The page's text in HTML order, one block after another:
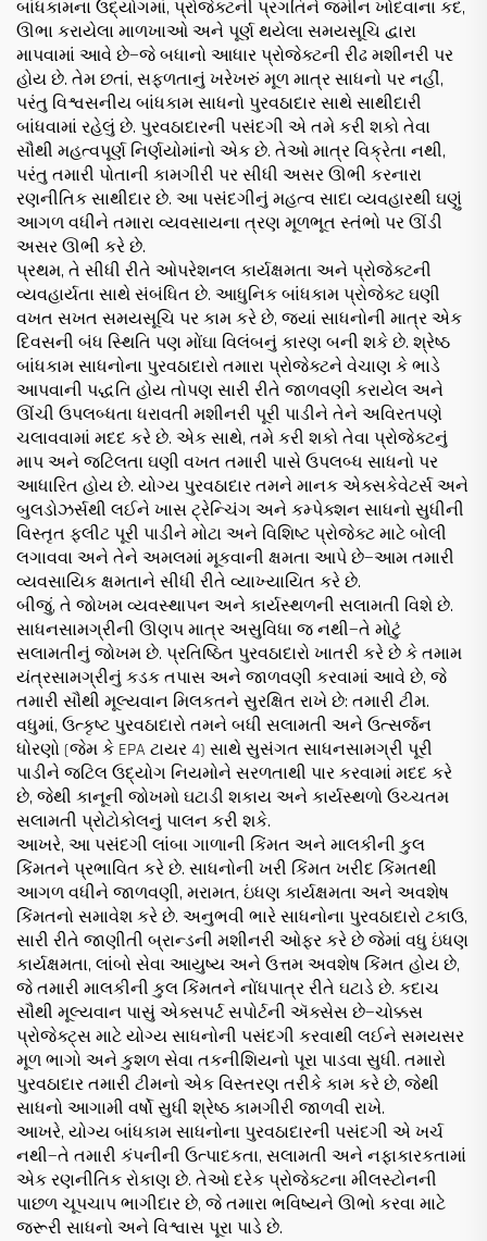
બાંધકામના ઉદ્યોગમાં, પ્રોજેક્ટની પ્રગતિને જમીન ખોદવાના કદ,
ઊભા કરાયેલા માળખાઓ અને પૂર્ણ થયેલા સમયસૂચિ દ્વારા
માપવામાં આવે છે—જે બધાનો આધાર પ્રોજેક્ટની રીઢ મશીનરી પર
હોય છે. તેમ છતાં, સફળતાનું ખરેખરું મૂળ માત્ર સાધનો પર નહીં,
પરંતુ વિશ્વસનીય બાંધકામ સાધનો પુરવઠાદાર સાથે સાથીદારી
બાંધવામાં રહેલું છે. પુરવઠાદારની પસંદગી એ તમે કરી શકો તેવા
સૌથી મહત્વપૂર્ણ નિર્ણયોમાંનો એક છે. તેઓ માત્ર વિક્રેતા નથી,
પરંતુ તમારી પોતાની કામગીરી પર સીધી અસર ઊભી કરનારા
રણનીતિક સાથીદાર છે. આ પસંદગીનું મહત્વ સાદા વ્યવહારથી ઘણું
આગળ વધીને તમારા વ્યવસાયના ત્રણ મૂળભૂત સ્તંભો પર ઊંડી
અસર ઊભી કરે છે.
પ્રથમ, તે સીધી રીતે ઓપરેશનલ કાર્યક્ષમતા અને પ્રોજેક્ટની
વ્યવહાર્યતા સાથે સંબંધિત છે. આધુનિક બાંધકામ પ્રોજેક્ટ ઘણી
વખત સખત સમયસૂચિ પર કામ કરે છે, જ્યાં સાધનોની માત્ર એક
દિવસની બંધ સ્થિતિ પણ મોંઘા વિલંબનું કારણ બની શકે છે. શ્રેષ્ઠ
બાંધકામ સાધનોના પુરવઠાદારો તમારા પ્રોજેક્ટને વેચાણ કે ભાડે
આપવાની પદ્ધતિ હોય તોપણ સારી રીતે જાળવણી કરાયેલ અને
ઊંચી ઉપલબ્ધતા ધરાવતી મશીનરી પૂરી પાડીને તેને અવિરતપણે
ચલાવવામાં મદદ કરે છે. એક સાથે, તમે કરી શકો તેવા પ્રોજેક્ટનું
માપ અને જટિલતા ઘણી વખત તમારી પાસે ઉપલબ્ધ સાધનો પર
આધારિત હોય છે. યોગ્ય પુરવઠાદાર તમને માનક એક્સકેવેટર્સ અને
બુલડોઝર્સથી લઈને ખાસ ટ્રેન્ચિંગ અને કમ્પેક્શન સાધનો સુધીની
વિસ્તૃત ફ્લીટ પૂરી પાડીને મોટા અને વિશિષ્ટ પ્રોજેક્ટ માટે બોલી
લગાવવા અને તેને અમલમાં મૂકવાની ક્ષમતા આપે છે—આમ તમારી
વ્યવસાયિક ક્ષમતાને સીધી રીતે વ્યાખ્યાયિત કરે છે.
બીજું, તે જોખમ વ્યવસ્થાપન અને કાર્યસ્થળની સલામતી વિશે છે.
સાધનસામગ્રીની ઊણપ માત્ર અસુવિધા જ નથી—તે મોટું
સલામતીનું જોખમ છે. પ્રતિષ્ઠિત પુરવઠાદારો ખાતરી કરે છે કે તમામ
યંત્રસામગ્રીનું કડક તપાસ અને જાળવણી કરવામાં આવે છે, જે
તમારી સૌથી મૂલ્યવાન મિલકતને સુરક્ષિત રાખે છે: તમારી ટીમ.
વધુમાં, ઉત્કૃષ્ટ પુરવઠાદારો તમને બધી સલામતી અને ઉત્સર્જન
ધોરણો (જેમ કે EPA ટાયર 4) સાથે સુસંગત સાધનસામગ્રી પૂરી
પાડીને જટિલ ઉદ્યોગ નિયમોને સરળતાથી પાર કરવામાં મદદ કરે
છે, જેથી કાનૂની જોખમો ઘટાડી શકાય અને કાર્યસ્થળો ઉચ્ચતમ
સલામતી પ્રોટોકોલનું પાલન કરી શકે.
આખરે, આ પસંદગી લાંબા ગાળાની કિંમત અને માલકીની કુલ
કિંમતને પ્રભાવિત કરે છે. સાધનોની ખરી કિંમત ખરીદ કિંમતથી
આગળ વધીને જાળવણી, મરામત, ઇંધણ કાર્યક્ષમતા અને અવશેષ
કિંમતનો સમાવેશ કરે છે. અનુભવી ભારે સાધનોના પુરવઠાદારો ટકાઉ,
સારી રીતે જાણીતી બ્રાન્ડની મશીનરી ઓફર કરે છે જેમાં વધુ ઇંધણ
કાર્યક્ષમતા, લાંબો સેવા આયુષ્ય અને ઉત્તમ અવશેષ કિંમત હોય છે,
જે તમારી માલકીની કુલ કિંમતને નોંધપાત્ર રીતે ઘટાડે છે. કદાચ
સૌથી મૂલ્યવાન પાસું એક્સપર્ટ સપોર્ટની ઍક્સેસ છે—ચોક્કસ
પ્રોજેક્ટ્સ માટે યોગ્ય સાધનોની પસંદગી કરવાથી લઈને સમયસર
મૂળ ભાગો અને કુશળ સેવા તકનીશિયનો પૂરા પાડવા સુધી. તમારો
પુરવઠાદાર તમારી ટીમનો એક વિસ્તરણ તરીકે કામ કરે છે, જેથી
સાધનો આગામી વર્ષો સુધી શ્રેષ્ઠ કામગીરી જાળવી રાખે.
આખરે, યોગ્ય બાંધકામ સાધનોના પુરવઠાદારની પસંદગી એ ખર્ચ
નથી—તે તમારી કંપનીની ઉત્પાદકતા, સલામતી અને નફાકારકતામાં
એક રણનીતિક રોકાણ છે. તેઓ દરેક પ્રોજેક્ટના મીલસ્ટોનની
પાછળ ચૂપચાપ ભાગીદાર છે, જે તમારા ભવિષ્યને ઊભો કરવા માટે
જરૂરી સાધનો અને વિશ્વાસ પૂરા પાડે છે.